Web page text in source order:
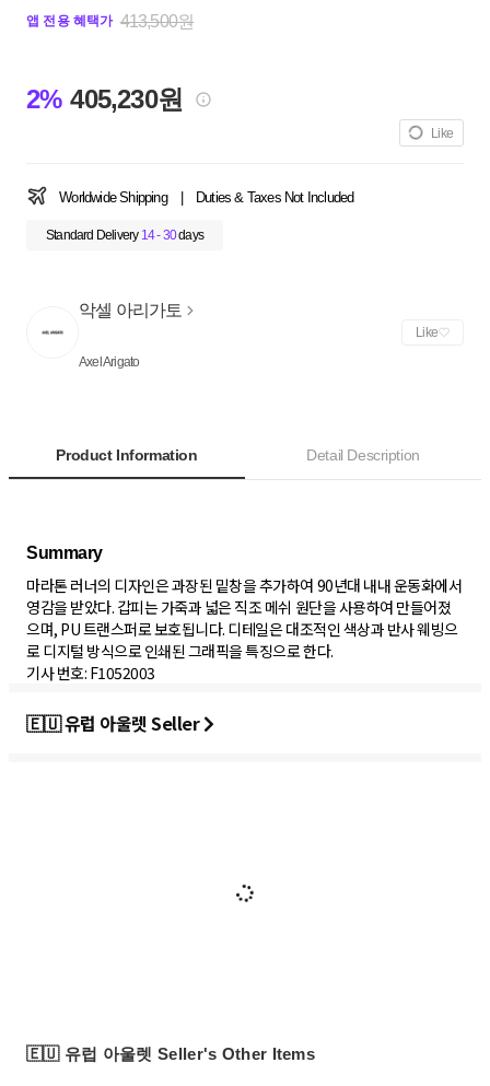
앱 전용 혜택가 413,500원
2% 405,230원
Like
Worldwide Shipping Duties & Taxes Not Included
Standard Delivery 14 - 30days
악셀 아리가토
Axel Arigato
Like
Product Information Detail Description
Summary
마라톤 러너의 디자인은 과장된 밑창을 추가하여 90년대 내내 운동화에서
영감을 받았다. 갑피는 가죽과 넓은 직조 메쉬 원단을 사용하여 만들어졌
으며, PU 트랜스퍼로 보호됩니다. 디테일은 대조적인 색상과 반사 웨빙으
로 디지털 방식으로 인쇄된 그래픽을 특징으로 한다.
기사 번호: F1052003
🇪🇺 유럽 아울렛 Seller
🇪🇺 유럽 아울렛 Seller's Other Items